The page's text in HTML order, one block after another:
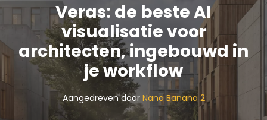
Veras: de beste AI
visualisatie voor
architecten, ingebouwd in
je workflow
Aangedreven door Nano Banana 2